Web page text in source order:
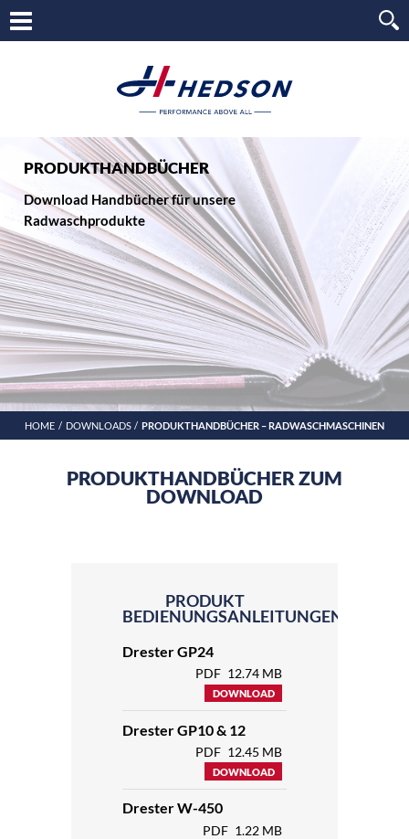
PRODUKTHANDBÜCHER
Download Handbücher für unsere
Radwaschprodukte
HOME DOWNLOADS PRODUKTHANDBÜCHER – RADWASCHMASCHINEN
PRODUKTHANDBÜCHER ZUM
DOWNLOAD
PRODUKT
BEDIENUNGSANLEITUNGEN
Drester GP24
PDF 12.74 MB
DOWNLOAD
Drester GP10 & 12
PDF 12.45 MB
DOWNLOAD
Drester W-450
PDF 1.22 MB